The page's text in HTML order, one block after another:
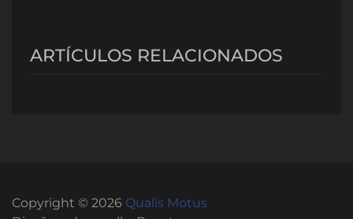
ARTÍCULOS RELACIONADOS
Copyright © 2026 Qualis Motus